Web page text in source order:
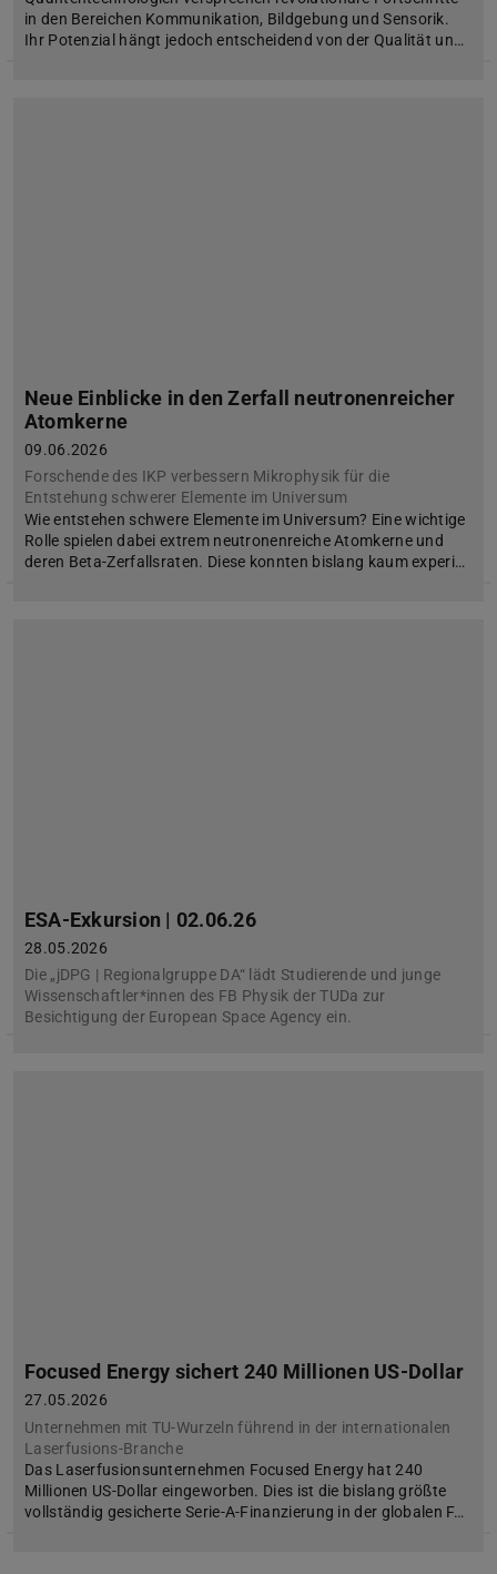
in den Bereichen Kommunikation, Bildgebung und Sensorik.
Ihr Potenzial hängt jedoch entscheidend von der Qualität un…
Neue Einblicke in den Zerfall neutronenreicher
Atomkerne
09.06.2026
Forschende des IKP verbessern Mikrophysik für die
Entstehung schwerer Elemente im Universum
Wie entstehen schwere Elemente im Universum? Eine wichtige
Rolle spielen dabei extrem neutronenreiche Atomkerne und
deren Beta-Zerfallsraten. Diese konnten bislang kaum experi…
ESA-Exkursion | 02.06.26
28.05.2026
Die „jDPG | Regionalgruppe DA“ lädt Studierende und junge
Wissenschaftler*innen des FB Physik der TUDa zur
Besichtigung der European Space Agency ein.
Focused Energy sichert 240 Millionen US-Dollar
27.05.2026
Unternehmen mit TU-Wurzeln führend in der internationalen
Laserfusions-Branche
Das Laserfusionsunternehmen Focused Energy hat 240
Millionen US-Dollar eingeworben. Dies ist die bislang größte
vollständig gesicherte Serie-A-Finanzierung in der globalen F…